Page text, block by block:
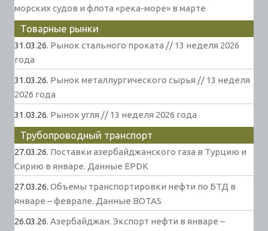
морских судов и флота «река-море» в марте
Товарные рынки
31.03.26. Рынок стального проката // 13 неделя 2026
года
31.03.26. Рынок металлургического сырья // 13 неделя
2026 года
31.03.26. Рынок угля // 13 неделя 2026 года
Трубопроводный транспорт
27.03.26. Поставки азербайджанского газа в Турцию и
Сирию в январе. Данные EPDK
27.03.26. Объемы транспортировки нефти по БТД в
январе – феврале. Данные BOTAS
26.03.26. Азербайджан. Экспорт нефти в январе –